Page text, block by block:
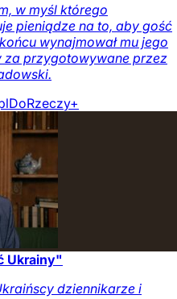
w myśl którego
pieniądze na to, aby gość
wynajmował mu jego
za przygotowywane przez
DoRzeczy+
Ukrainy"
dziennikarze i